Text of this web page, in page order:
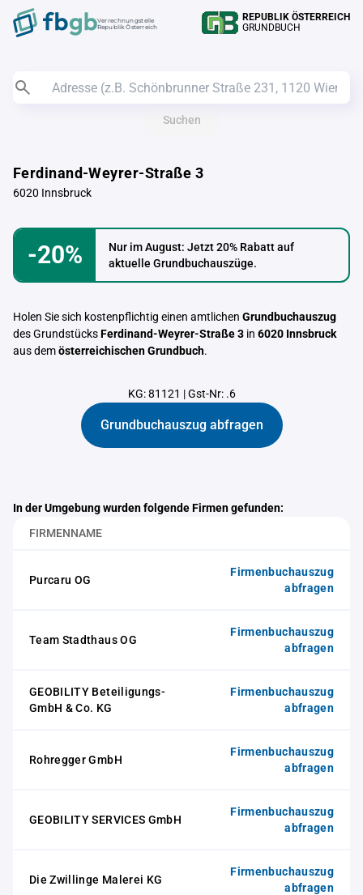
Verrechnungstelle
Republik Österreich
REPUBLIK ÖSTERREICH
GRUNDBUCH
Suchen
Ferdinand-Weyrer-Straße 3
6020 Innsbruck
-20%
Nur im August: Jetzt 20% Rabatt auf
aktuelle Grundbuchauszüge.
Holen Sie sich kostenpflichtig einen amtlichen Grundbuchauszug
des GrundstücksFerdinand-Weyrer-Straße 3 in 6020 Innsbruck
aus demösterreichischen Grundbuch.
KG: 81121 |Gst-Nr: .6
Grundbuchauszug abfragen
In der Umgebung wurden folgende Firmen gefunden:
FIRMENNAME
Purcaru OG
Firmenbuchauszug
abfragen
Team Stadthaus OG
Firmenbuchauszug
abfragen
GEOBILITY Beteiligungs-
GmbH & Co. KG
Firmenbuchauszug
abfragen
Rohregger GmbH
Firmenbuchauszug
abfragen
GEOBILITY SERVICES GmbH
Firmenbuchauszug
abfragen
Die Zwillinge Malerei KG
Firmenbuchauszug
abfragen